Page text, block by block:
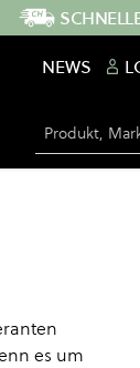
NEWS
es um